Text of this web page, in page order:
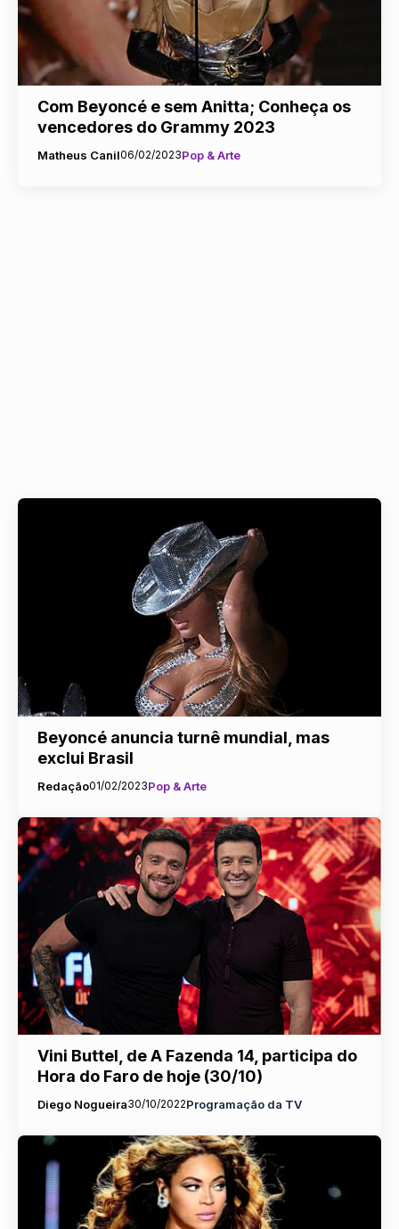
Com Beyoncé e sem Anitta; Conheça os
vencedores do Grammy 2023
Matheus Canil06/02/2023Pop & Arte
Beyoncé anuncia turnê mundial, mas
exclui Brasil
Redação01/02/2023Pop & Arte
Vini Buttel, de A Fazenda 14, participa do
Hora do Faro de hoje (30/10)
Diego Nogueira30/10/2022Programação da TV